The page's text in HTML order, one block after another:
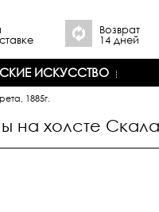
Возврат
14 дней
ИСКУССТВО
КРУПНЫЙ ФОРМАТ
1885г.
на холсте